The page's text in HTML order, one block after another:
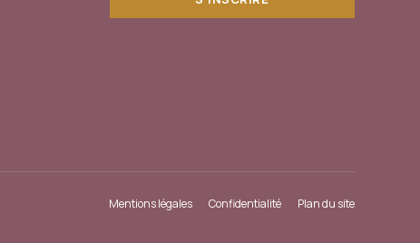
Mentions légales Confidentialité Plan du site